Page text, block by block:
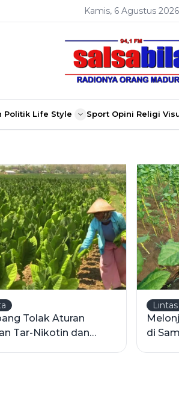
Kamis, 6 Agustus 2026
Politik Life Style Sport Opini Religi
Tolak Aturan
Tar-Nikotin dan
di